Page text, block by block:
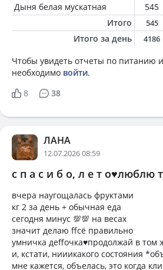
Дыня белая мускатная 545
Итого
545
Итого за день 4186
Чтобы увидеть отчеты по питанию
необходимо войти.
8
38
ЛАНА
12.07.2026 08:59
с п а с и б о, л е т о♥️люблю
вчера наугощалась фруктами
кг 2 за день + обычная еда
сегодня минус 💯💯 на весах
значит делаю ffсё правильно
умничка деffочка♥️продолжай в том
и, кстати, нииикакого состояния
мне кажется, объелась, это когда